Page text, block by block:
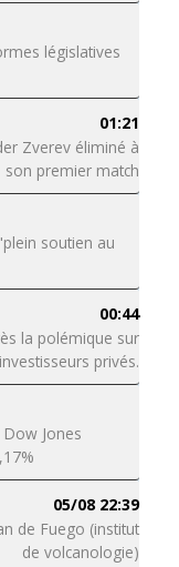
législatives
01:21
Zverev éliminé à
son premier match
soutien au
00:44
la polémique sur
privés.
Jones
05/08 22:39
de Fuego (institut
de volcanologie)